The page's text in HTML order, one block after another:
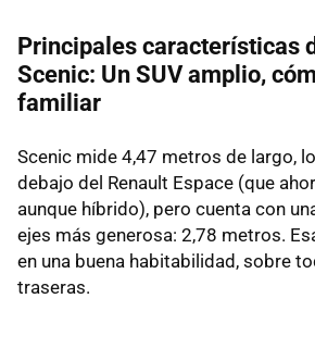
Principales características
Scenic: Un SUV amplio,
familiar
Scenic mide 4,47 metros de largo,
debajo del Renault Espace (que
aunque híbrido), pero cuenta con
ejes más generosa: 2,78 metros.
en una buena habitabilidad, sobre
traseras.